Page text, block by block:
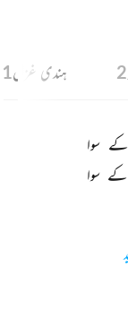
2 ہندی غزل1
کے سوا
کے سوا